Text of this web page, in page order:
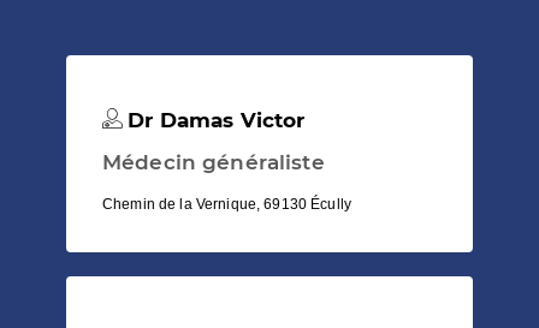
Dr Damas Victor
Médecin généraliste
Chemin de la Vernique, 69130 Écully